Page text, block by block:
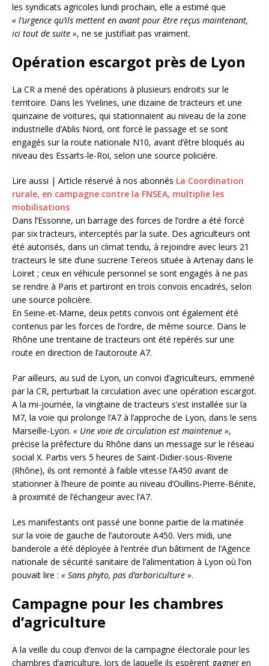
les syndicats agricoles lundi prochain, elle a estimé que
« l’urgence qu’ils mettent en avant pour être reçus maintenant,
ici tout de suite », ne se justifiait pas vraiment.
Opération escargot près de Lyon
La CR a mené des opérations à plusieurs endroits sur le
territoire. Dans les Yvelines, une dizaine de tracteurs et une
quinzaine de voitures, qui stationnaient au niveau de la zone
industrielle d’Ablis Nord, ont forcé le passage et se sont
engagés sur la route nationale N10, avant d’être bloqués au
niveau des Essarts-le-Roi, selon une source policière.
Lire aussi | Article réservé à nos abonnés La Coordination
rurale, en campagne contre la FNSEA, multiplie les
mobilisations
Dans l’Essonne, un barrage des forces de l’ordre a été forcé
par six tracteurs, interceptés par la suite. Des agriculteurs ont
été autorisés, dans un climat tendu, à rejoindre avec leurs 21
tracteurs le site d’une sucrerie Tereos située à Artenay dans le
Loiret ; ceux en véhicule personnel se sont engagés à ne pas
se rendre à Paris et partiront en trois convois encadrés, selon
une source policière.
En Seine-et-Marne, deux petits convois ont également été
contenus par les forces de l’ordre, de même source. Dans le
Rhône une trentaine de tracteurs ont été repérés sur une
route en direction de l’autoroute A7.
Par ailleurs, au sud de Lyon, un convoi d’agriculteurs, emmené
par la CR, perturbait la circulation avec une opération escargot.
A la mi-journée, la vingtaine de tracteurs s’est installée sur la
M7, la voie qui prolonge l’A7 à l’approche de Lyon, dans le sens
Marseille-Lyon. « Une voie de circulation est maintenue »,
précise la préfecture du Rhône dans un message sur le réseau
social X. Partis vers 5 heures de Saint-Didier-sous-Riverie
(Rhône), ils ont remonté à faible vitesse l’A450 avant de
stationner à l’heure de pointe au niveau d’Oullins-Pierre-Bénite,
à proximité de l’échangeur avec l’A7.
Les manifestants ont passé une bonne partie de la matinée
sur la voie de gauche de l’autoroute A450. Vers midi, une
banderole a été déployée à l’entrée d’un bâtiment de l’Agence
nationale de sécurité sanitaire de l’alimentation à Lyon où l’on
pouvait lire : « Sans phyto, pas d’arboriculture ».
Campagne pour les chambres
d’agriculture
A la veille du coup d’envoi de la campagne électorale pour les
chambres d’agriculture, lors de laquelle ils espèrent gagner en